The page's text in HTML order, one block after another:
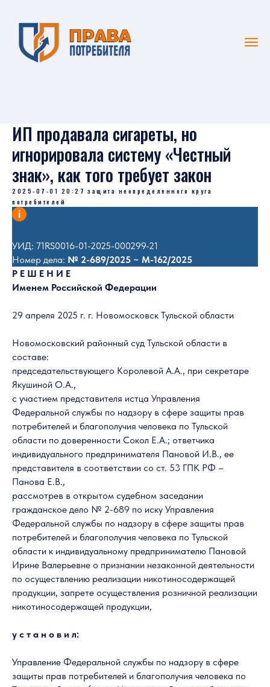
ИП продавала сигареты, но
игнорировала систему «Честный
знак», как того требует закон
2025-07-01 20:27 защита неопределенного круга
потребителей
УИД: 71RS0016-01-2025-000299-21
Номер дела: № 2-689/2025 ~ М-162/2025
Р Е Ш Е Н И Е
Именем Российской Федерации
29 апреля 2025 г. г. Новомосковск Тульской области
Новомосковский районный суд Тульской области в
составе:
председательствующего Королевой А.А., при секретаре
Якушиной О.А.,
с участием представителя истца Управления
Федеральной службы по надзору в сфере защиты прав
потребителей и благополучия человека по Тульской
области по доверенности Сокол Е.А.; ответчика
индивидуального предпринимателя Пановой И.В., ее
представителя в соответствии со ст. 53 ГПК РФ –
Панова Е.В.,
рассмотрев в открытом судебном заседании
гражданское дело № 2-689 по иску Управления
Федеральной службы по надзору в сфере защиты прав
потребителей и благополучия человека по Тульской
области к индивидуальному предпринимателю Пановой
Ирине Валерьевне о признании незаконной деятельности
по осуществлению реализации никотиносодержащей
продукции, запрете осуществления розничной реализации
никотиносодержащей продукции,
у с т а н о в и л:
Управление Федеральной службы по надзору в сфере
защиты прав потребителей и благополучия человека по